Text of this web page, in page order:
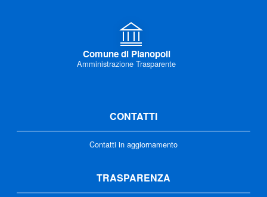
Comune di Pianopoli
Amministrazione Trasparente
CONTATTI
Contatti in aggiornamento
TRASPARENZA